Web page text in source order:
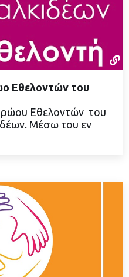
Εθελοντών του
Εθελοντών του
Μέσω του εν